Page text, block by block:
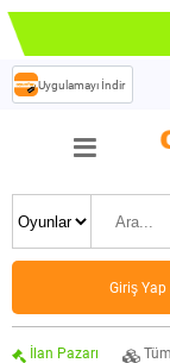
Uygulamayı İndir
Giriş Yap
İlan Pazarı